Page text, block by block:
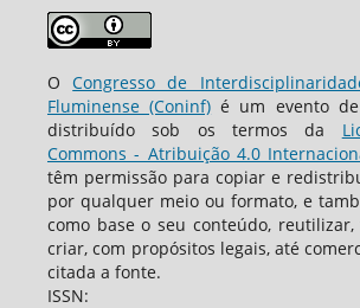
OCongresso de
Fluminense (Coninf) é um evento
distribuído sob os termos da
Commons - Atribuição 4.0
têm permissão para copiar e
por qualquer meio ou formato, e
como base o seu conteúdo,
criar, com propósitos legais, até
citada a fonte.
ISSN: